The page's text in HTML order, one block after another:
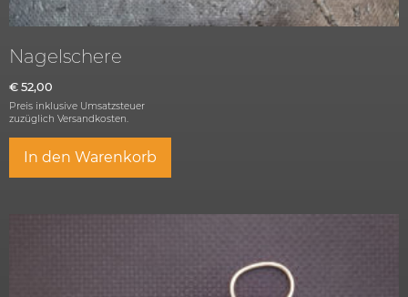
Nagelschere
€ 52,00
Preis inklusive Umsatzsteuer
zuzüglich Versandkosten.
In den Warenkorb